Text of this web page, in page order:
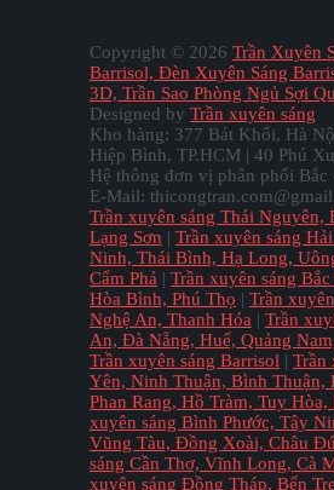
Copyright © 2026 Trần Xuyên
Barrisol, Đèn Xuyên Sáng
3D, Trần Sao Phòng Ngủ Sợi
Designed by Trần xuyên sáng
Kho hàng: 377 Bát Khối, Hà
Hiệp Bình, TP.HCM | 40 Phú
Hệ thông đơn vị phân phối Bắc
E-Mail:
Trần xuyên sáng Thái Nguyên,
Lạng Sơn | Trần xuyên sáng
Ninh, Thái Bình, Hạ Long,
Cẩm Phả | Trần xuyên sáng
Hòa Bình, Phú Thọ | Trần
Nghệ An, Thanh Hóa | Trần
An, Đà Nẵng, Huế, Quảng
Trần xuyên sáng Barrisol | Trần
Yên, Ninh Thuận, Bình Thuận,
Phan Rang, Hồ Tràm, Tuy Hòa,
xuyên sáng Bình Phước, Tây
Vũng Tàu, Đồng Xoài, Châu
sáng Cần Thơ, Vĩnh Long, Cà
xuyên sáng Đồng Tháp, Bến